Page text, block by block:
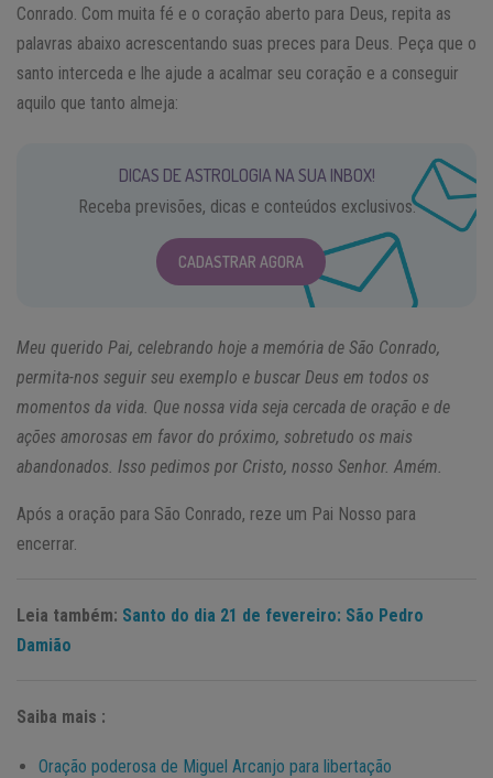
Conrado. Com muita fé e o coração aberto para Deus, repita as
palavras abaixo acrescentando suas preces para Deus. Peça que o
santo interceda e lhe ajude a acalmar seu coração e a conseguir
aquilo que tanto almeja:
DICAS DE ASTROLOGIA NA SUA INBOX!
Receba previsões, dicas e conteúdos exclusivos.
CADASTRAR AGORA
Meu querido Pai, celebrando hoje a memória de São Conrado,
permita-nos seguir seu exemplo e buscar Deus em todos os
momentos da vida. Que nossa vida seja cercada de oração e de
ações amorosas em favor do próximo, sobretudo os mais
abandonados. Isso pedimos por Cristo, nosso Senhor. Amém.
Após a oração para São Conrado, reze um Pai Nosso para
encerrar.
Leia também: Santo do dia 21 de fevereiro: São Pedro
Damião
Saiba mais :
Oração poderosa de Miguel Arcanjo para libertação